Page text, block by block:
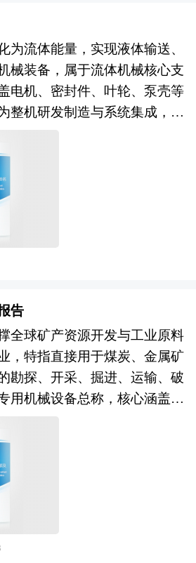
提升，AI-ISP融合实现端侧实
解，事件相机与脉冲神经网络
觉感知新范式，晶圆级光学与
模组小型化；在应用维度，车
高阶自动驾驶演进，环视、舱
成为增长最快的市场，工业视
量与高精度定位升级，医疗内
型高灵敏传感器的需求快速扩
布局、车规级认证经验及行业
获得更大发展空间；在产业维
与晶圆厂、封测厂、光学模组
协同深化，开源生态与标准化
及全球化客户关系的领先企业
中构建护城河。 本研究咨询
公司领衔撰写，在大量周密的
要依据了国家统计局、国家商
国家经济信息中心、国务院发
心、中国行业研究网、全国及
基础信息以及图像传感器行业
供的大量资料。报告对我国图
状况、发展现状、子行业发展
重点分析了国内外图像传感器
何面对行业的发展挑战、行业
行业将呈现智能化升级、无人
、全球化竞争加剧的核心趋
人工智能、大数据、物联
术与应急装备深度融合，推动
、远程指挥等新型装备加速落
管理标准趋严，高端化、专业
占比不断提高，市场结构持续
竞争加剧，欧美企业巩固高端
兴市场企业加速技术突破与海
额面临重构。产业层面，产业
下游企业联合研发、跨界融合
市场调研基础上，主要依据了
务部、国家发改委、国家经济
展研究中心、全国商业信息中
测中心、中国行业研究网、全
刊杂志的基础信息以及专业研
的大量资料。对全球及国内应
深入的分析，是企业进行市场
的重要参考资料，同时也可作
分析、证券分析、投资分析等
据。
欧美为核心消费区，中国凭借
业凭借技术积淀占据高端市
速技术突破，在中端及部分高
小企业聚焦细分市场形成差异
行业正从传统机械式向自动
升级，高速精密、多工位集
成为核心竞争点。同时，行业
赖进口、高端人才短缺、同质
处于结构调整与质量提升的关
冷镦机行业将围绕智能升级、
、生态协同四大趋势加速演
统、伺服驱动、物联网与AI技
能运维成为标配。市场上，汽
车、高端装备制造带动高端冷
产业升级倒逼设备更新换代，
显著。竞争上，全球产业链重
过技术整合、并购重组与全球
研究咨询报告由中研普华咨
大量周密的市场调研基础上，
局、国家商务部、国家发改
心、国务院发展研究中心、全
国经济景气监测中心、中国行
外多种相关报刊杂志的基础信
为流体能量，实现液体输送、
械装备，属于流体机械核心支
电机、密封件、叶轮、泵壳等
整机研发制造与系统集成，下
国民经济关键领域，兼具通用
装备的专业性，是支撑工业运
设施建设的基础性产业，也
端装备国产化、绿色低碳转型
前，全球水泵行业处于需求
分层、技术绿色智能升级、产
定及农业现代化发展，支撑行
传统高能耗产品，绿色化转型
市场中，头部企业凭借核心技
服务网络主导高端市场；国内
与国产替代趋势，本土企业在
，逐步向高端领域突破，但核
方案能力仍有差距，行业呈
本土深耕中端、低端竞争激
合与技术升级需求迫切。未
绿色化深度普及、智能化全面
速、集中度持续提升的高质量
高效节能、智能变频、远程监
告
全球矿产资源开发与工业原料
，特指直接用于煤炭、金属矿
勘探、开采、掘进、运输、破
用机械设备总称，核心涵盖露
上游以高强度钢材、大型铸
轴承及智能控制系统等关键零
设备研发制造、系统集成与安
泛应用于能源矿产、金属矿
石骨料等领域，兼具资本密
业环境严苛及安全环保要求严